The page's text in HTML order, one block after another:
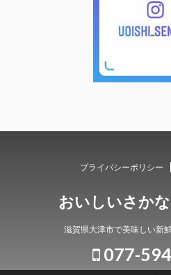
プライバシーポリシー
おいしいさか
滋賀県大津市で美味しい新
077-